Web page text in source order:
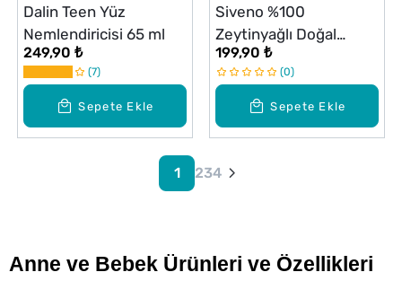
Sepete Ekle
Dalin Teen Yüz
Nemlendiricisi 65 ml
249,90 ₺
7
Sepete Ekle
Siveno %100
Zeytinyağlı Doğal
Köpük Sabun Çocuk
250 ml
199,90 ₺
0
1 234
Anne ve Bebek Ürünleri ve Özellikleri